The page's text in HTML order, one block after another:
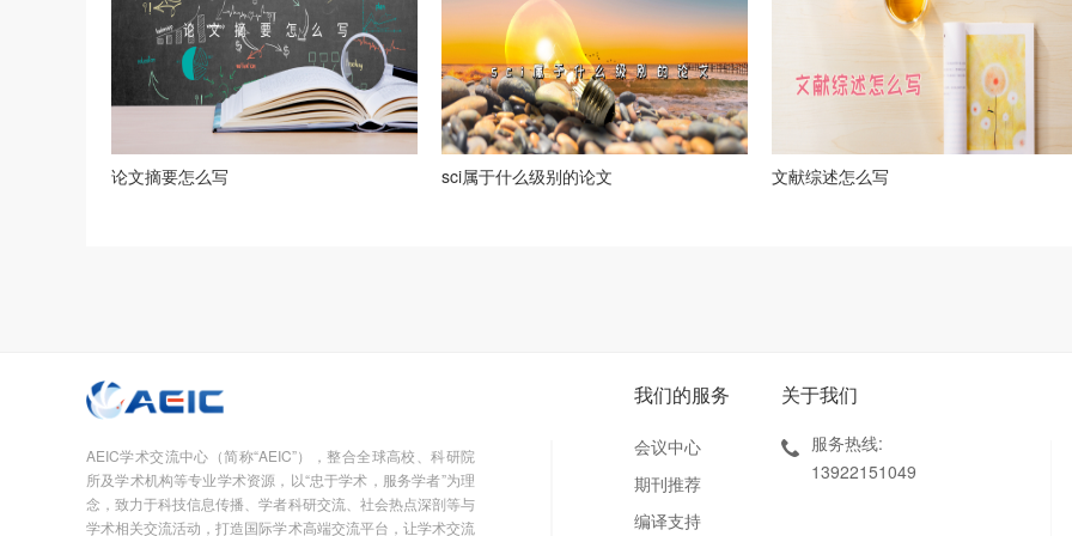
论文摘要怎么写 sci属于什么级别的论文 文献综述怎么写
AEIC学术交流中心（简称“AEIC”），整合全球高校、科研院
所及学术机构等专业学术资源，以“忠于学术，服务学者”为理
念，致力于科技信息传播、学者科研交流、社会热点深剖等与
学术相关交流活动，打造国际学术高端交流平台，让学术交流
我们的服务
会议中心
期刊推荐
编译支持
关于我们
服务热线:
13922151049